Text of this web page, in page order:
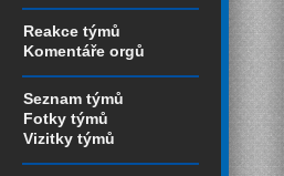
Reakce týmů
Komentáře orgů
Seznam týmů
Fotky týmů
Vizitky týmů